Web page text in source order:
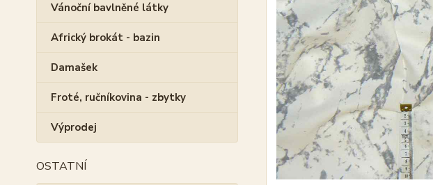
Vánoční bavlněné látky
Africký brokát - bazin
Damašek
Froté, ručníkovina - zbytky
Výprodej
OSTATNÍ